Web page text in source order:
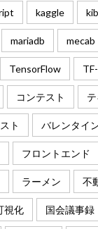
kaggle
mariadb mecab
TensorFlow
コンテスト
ト バレンタイ
フロントエンド
ラーメン 不
視化 国会議事録